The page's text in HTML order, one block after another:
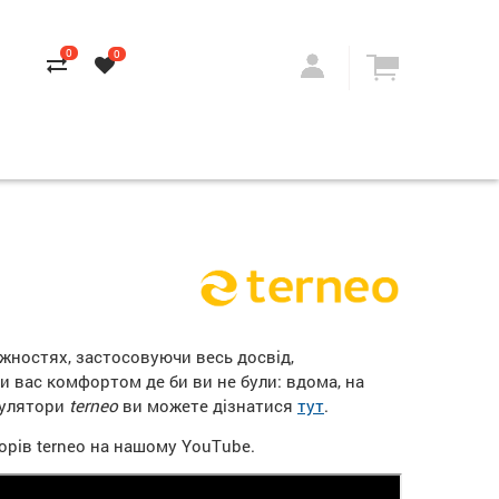
0 0
застосовуючи весь досвід,
вас комфортом де би ви не були: вдома, на
terneoви можете дізнатися тут.
terneo на нашому YouTube.